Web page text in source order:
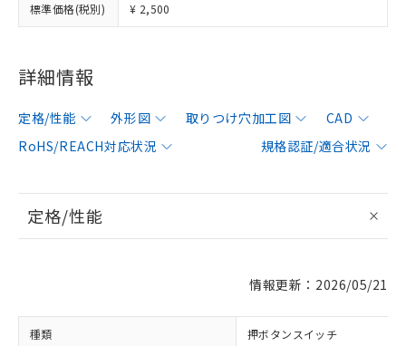
標準価格(税別) ¥ 2,500
詳細情報
定格/性能 外形図 取りつけ穴加工図
CAD
RoHS/REACH対応状況
規格認証/適合状況
定格/性能
情報更新：2026/05/21
種類 押ボタンスイッチ